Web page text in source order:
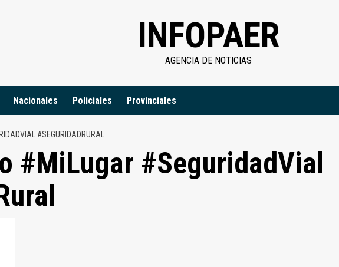
INFOPAER
AGENCIA DE NOTICIAS
Nacionales Policiales Provinciales
#SEGURIDADRURAL
#MiLugar #SeguridadVial